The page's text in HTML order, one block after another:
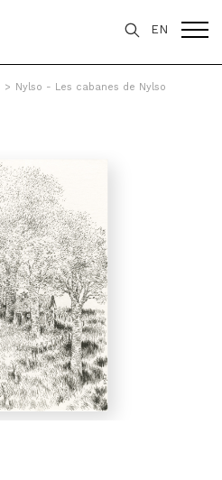
EN
> Nylso - Les cabanes de Nylso